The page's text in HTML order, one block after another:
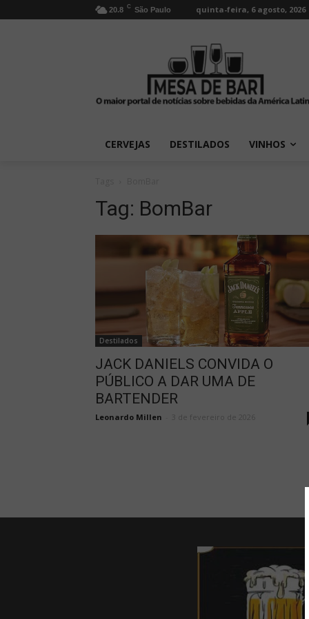
20.8 C São Paulo quinta-feira, 6 agosto, 2026
CERVEJAS DESTILADOS VINHOS
Tag: BomBar
Destilados
JACK DANIELS CONVIDA O
PÚBLICO A DAR UMA DE
BARTENDER
Leonardo Millen 3 de fevereiro de 2026